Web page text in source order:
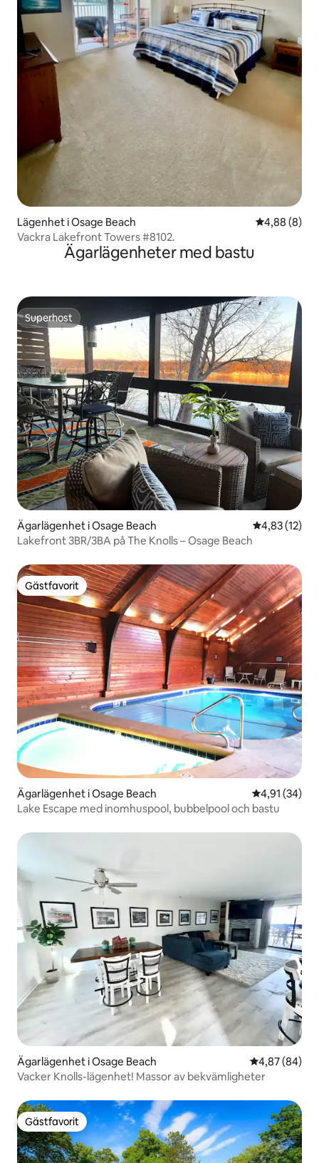
Lägenhet i Osage Beach 4,88 av 5 i
4,88 (8)
Vackra Lakefront Towers #8102.
Ägarlägenheter med bastu
Superhost
Superhost
Ägarlägenhet i Osage Beach 4,83 av 5 i
4,83 (12)
Lakefront 3BR/3BA på The Knolls – Osage Beach
Gästfavorit
Gästfavorit
Ägarlägenhet i Osage Beach 4,91 av 5 i
4,91 (34)
Lake Escape med inomhuspool, bubbelpool och bastu
Ägarlägenhet i Osage Beach 4,87 av 5 i
4,87 (84)
Vacker Knolls-lägenhet! Massor av bekvämligheter
Gästfavorit
Gästfavorit